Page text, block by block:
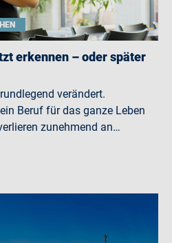
erkennen – oder später
verändert.
Beruf für das ganze Leben
zunehmend an…